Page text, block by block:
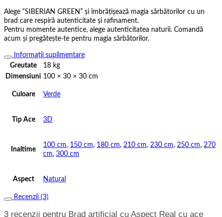
Alege “SIBERIAN GREEN” și îmbrățișează magia sărbătorilor cu un
brad care respiră autenticitate și rafinament.
Pentru momente autentice, alege autenticitatea naturii. Comandă
acum și pregătește-te pentru magia sărbătorilor.
Informații suplimentare
Greutate
18 kg
Dimensiuni 100 × 30 × 30 cm
Culoare Verde
Tip Ace 3D
Inaltime
100 cm, 150 cm, 180 cm, 210 cm, 230 cm, 250 cm, 270
cm, 300 cm
Aspect Natural
Recenzii (3)
3 recenzii pentru Brad artificial cu Aspect Real cu ace